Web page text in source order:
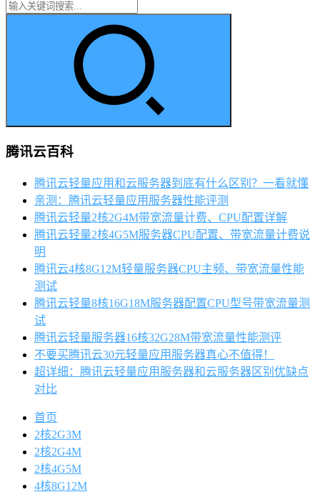
腾讯云百科
腾讯云轻量应用和云服务器到底有什么区别？一看就懂
亲测：腾讯云轻量应用服务器性能评测
腾讯云轻量2核2G4M带宽流量计费、CPU配置详解
腾讯云轻量2核4G5M服务器CPU配置、带宽流量计费说
明
腾讯云4核8G12M轻量服务器CPU主频、带宽流量性能
测试
腾讯云轻量8核16G18M服务器配置CPU型号带宽流量测
试
腾讯云轻量服务器16核32G28M带宽流量性能测评
不要买腾讯云30元轻量应用服务器真心不值得！
超详细：腾讯云轻量应用服务器和云服务器区别优缺点
对比
首页
2核2G3M
2核2G4M
2核4G5M
4核8G12M